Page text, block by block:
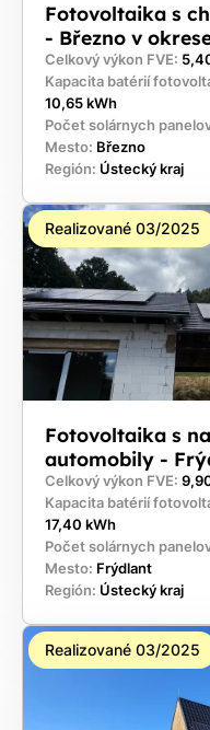
Fotovoltaika s
- Březno v
Celkový výkon FVE:
Kapacita batérií
10,65 kWh
Počet solárnych
Mesto: Březno
Región: Ústecký kraj
Realizované 03/2025
Fotovoltaika s
automobily -
Celkový výkon FVE:
Kapacita batérií
17,40 kWh
Počet solárnych
Mesto: Frýdlant
Región: Ústecký kraj
Realizované 03/2025